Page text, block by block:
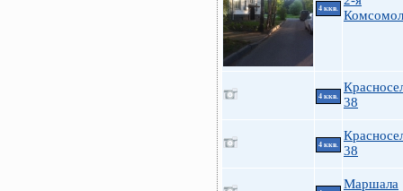
4 ккв.
4 ккв.
38
4 ккв.
38
Маршала